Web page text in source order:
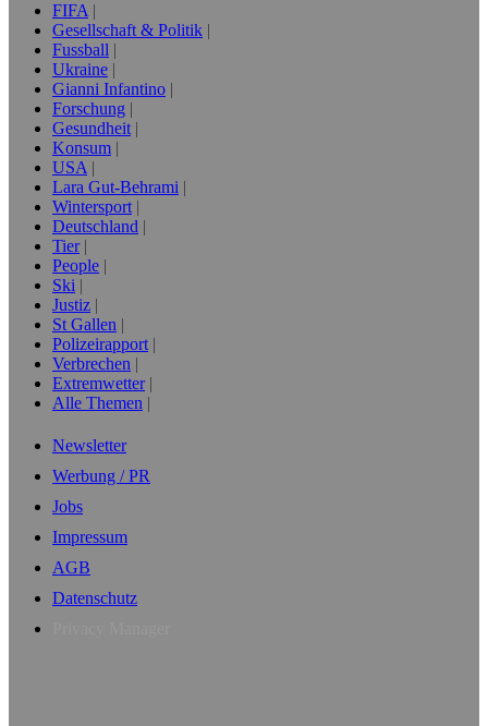
FIFA
Gesellschaft & Politik
Fussball
Ukraine
Gianni Infantino
Forschung
Gesundheit
Konsum
USA
Lara Gut-Behrami
Wintersport
Deutschland
Tier
People
Ski
Justiz
St Gallen
Polizeirapport
Verbrechen
Extremwetter
Alle Themen
Newsletter
Werbung / PR
Jobs
Impressum
AGB
Datenschutz